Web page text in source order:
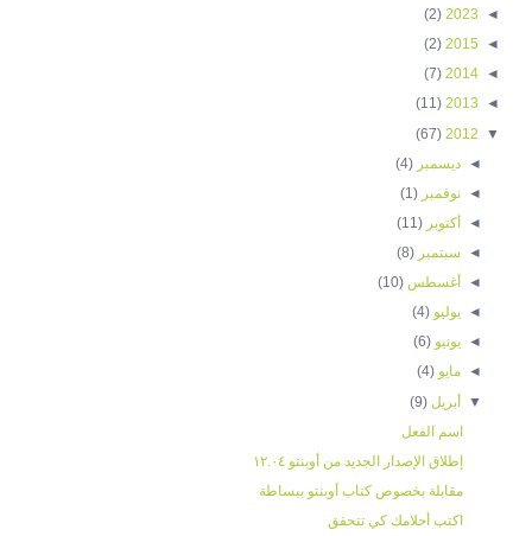
◄
2023
(2)
◄
2015
(2)
◄
2014
(7)
◄
2013
(11)
▼
2012
(67)
◄ ديسمبر (4)
◄ نوفمبر (1)
◄
أكتوبر (11)
◄ سبتمبر (8)
◄
أغسطس (10)
◄ يوليو (4)
◄ يونيو (6)
◄ مايو (4)
▼ أبريل (9)
اسم الفعل
إطلاق الإصدار الجديد من أوبنتو ١٢.٠٤
مقابلة بخصوص كتاب أوبنتو ببساطة
اكتب أحلامك كي تتحقق